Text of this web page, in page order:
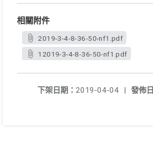
相關附件
2019-3-4-8-36-50-nf1.pdf
12019-3-4-8-36-50-nf1.pdf
發佈
下架日期： 2019-04-04
|